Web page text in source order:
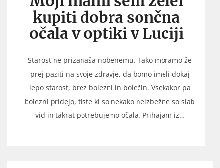
kupiti dobra sončna
očala v optiki v Luciji
Starost ne prizanaša nobenemu. Tako moramo že
prej paziti na svoje zdravje, da bomo imeli dokaj
lepo starost, brez bolezni in bolečin. Vsekakor pa
bolezni pridejo, tiste ki so nekako neizbežne so slab
vid in takrat potrebujemo očala. Prihajam iz…